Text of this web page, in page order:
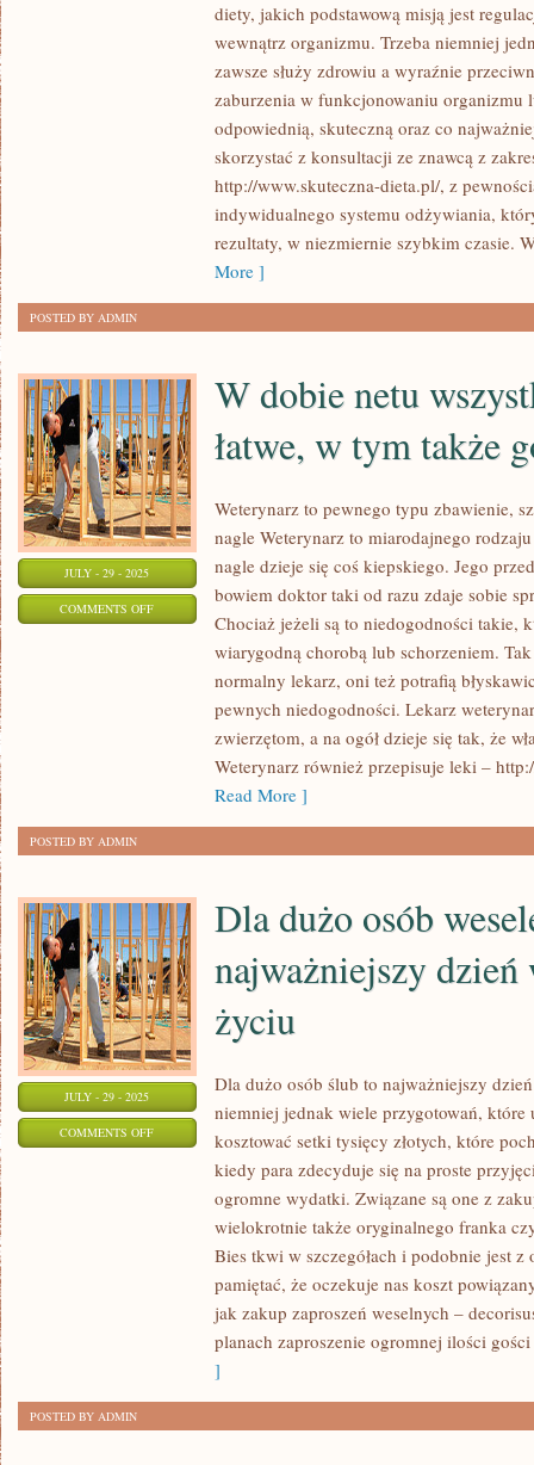
ODŻYWIANIA
ZAPOBIEGAJĄCYM
POWSTAWANIU
MIAŻDŻYCY
diety, jakich podstawową misją jest
wewnątrz organizmu. Trzeba niemniej
zawsze służy zdrowiu a wyraźnie
zaburzenia w funkcjonowaniu organizmu
odpowiednią, skuteczną oraz co
skorzystać z konsultacji ze znawcą z
http://www.skuteczna-dieta.pl/, z
indywidualnego systemu odżywiania,
rezultaty, w niezmiernie szybkim czasie.
More ]
POSTED BY ADMIN
JULY - 29 - 2025
COMMENTS OFFON
TAKŻE
GOTOWANIE
W dobie netu
łatwe, w tym także
Weterynarz to pewnego typu zbawienie,
nagle Weterynarz to miarodajnego
nagle dzieje się coś kiepskiego. Jego
bowiem doktor taki od razu zdaje sobie
Chociaż jeżeli są to niedogodności takie,
wiarygodną chorobą lub schorzeniem.
normalny lekarz, oni też potrafią
pewnych niedogodności. Lekarz
zwierzętom, a na ogół dzieje się tak, że
Weterynarz również przepisuje leki –
Read More ]
POSTED BY ADMIN
JULY - 29 - 2025
COMMENTS OFFON
NAJWAŻNIEJSZY
LUDZKIM
ŻYCIU
Dla dużo osób
najważniejszy
życiu
Dla dużo osób ślub to najważniejszy
niemniej jednak wiele przygotowań, które
kosztować setki tysięcy złotych, które
kiedy para zdecyduje się na proste
ogromne wydatki. Związane są one z
wielokrotnie także oryginalnego franka
Bies tkwi w szczegółach i podobnie jest z
pamiętać, że oczekuje nas koszt
jak zakup zaproszeń weselnych –
planach zaproszenie ogromnej ilości gości
]
POSTED BY ADMIN